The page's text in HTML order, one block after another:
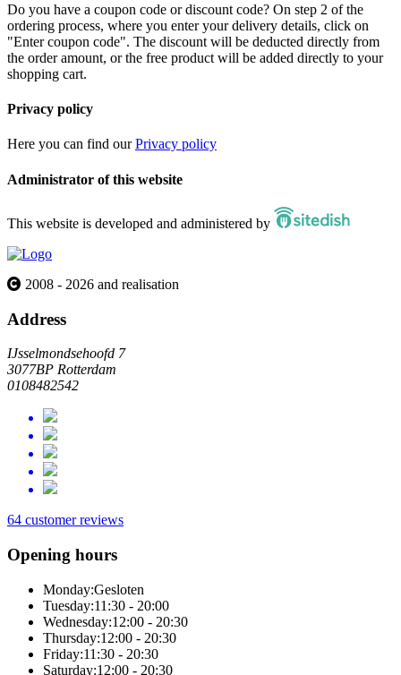
Do you have a coupon code or discount code? On step 2 of the
ordering process, where you enter your delivery details, click on
"Enter coupon code". The discount will be deducted directly from
the order amount, or the free product will be added directly to your
shopping cart.
Privacy policy
Here you can find ourPrivacy policy
Administrator of this website
This website is developed and administered by
2008 - 2026 and realisation
Address
IJsselmondsehoofd 7
3077BP Rotterdam
0108482542
64 customer reviews
Opening hours
Monday:Gesloten
Tuesday:11:30 - 20:00
Wednesday:12:00 - 20:30
Thursday:12:00 - 20:30
Friday:11:30 - 20:30
Saturday:12:00 - 20:30